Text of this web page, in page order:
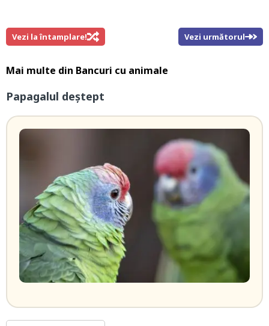
Vezi la întamplare! Vezi următorul
Mai multe din Bancuri cu animale
Papagalul deștept